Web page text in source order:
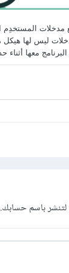
لتنشر باسم حسابك.